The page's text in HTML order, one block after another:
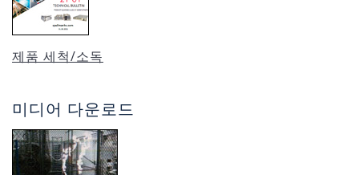
제품 세척/소독
미디어 다운로드